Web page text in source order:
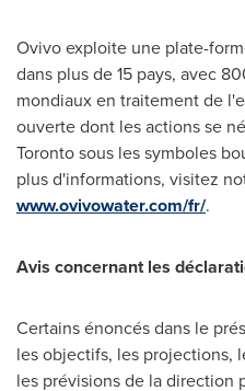
Ovivo exploite une plate-
dans plus de 15 pays, avec
mondiaux en traitement de
ouverte dont les actions se
Torontosous les symboles
plus d'informations, visitez
www.ovivowater.com/fr/.
Avis concernant les
Certains énoncés dans le
les objectifs, les projections,
les prévisions de la direction